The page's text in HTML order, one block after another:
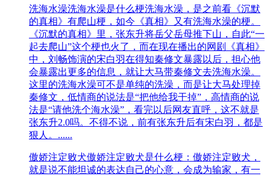
洗海水澡洗海水澡是什么梗洗海水澡，是之前看《沉默
的真相》有爬山梗，如今《真相》又有洗海水澡的梗。
《沉默的真相》里，张东升将岳父岳母推下山，自此“一
起去爬山”这个梗也火了，而在现在播出的网剧《真相》
中，刘畅饰演的宋白羽在得知秦修文暴露以后，担心他
会暴露出更多的信息，就让大马带秦修文去洗海水澡。
这里的洗海水澡可不是单纯的洗澡，而是让大马处理掉
秦修文，低情商的说法是“把他给我干掉”，高情商的说
法是“请他洗个海水澡”，看完以后网友直呼，这不就是
张东升2.0吗。不得不说，前有张东升后有宋白羽，都是
狠人。......
傲娇注定败犬傲娇注定败犬是什么梗：傲娇注定败犬，
就是说不能坦诚的表达自己的心意，会成为输家，有一